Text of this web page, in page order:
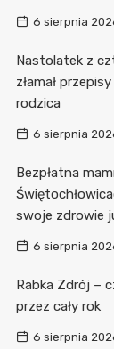
6 sierpnia
Nastolatek z
złamał
rodzica
6 sierpnia
Bezpłatna
swoje zdrowie
6 sierpnia
Rabka Zdrój –
przez cały rok
6 sierpnia